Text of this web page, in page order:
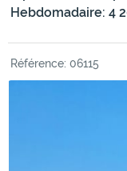
Hebdomadaire: 4
Référence: 06115